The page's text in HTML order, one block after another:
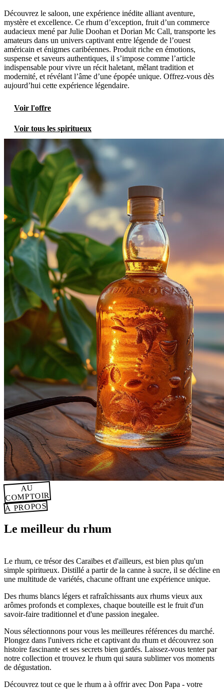
Découvrez le saloon, une expérience inédite alliant aventure,
mystère et excellence. Ce rhum d’exception, fruit d’un commerce
audacieux mené par Julie Doohan et Dorian Mc Call, transporte les
amateurs dans un univers captivant entre légende de l’ouest
américain et énigmes caribéennes. Produit riche en émotions,
suspense et saveurs authentiques, il s’impose comme l’article
indispensable pour vivre un récit haletant, mêlant tradition et
modernité, et révélant l’âme d’une épopée unique. Offrez-vous dès
aujourd’hui cette expérience légendaire.
Voir l'offre
Voir tous les spiritueux
AU
COMPTOIR
À PROPOS
Le meilleur du rhum
Le rhum, ce trésor des Caraïbes et d'ailleurs, est bien plus qu'un
simple spiritueux. Distillé a partir de la canne à sucre, il se décline en
une multitude de variétés, chacune offrant une expérience unique.
Des rhums blancs légers et rafraîchissants aux rhums vieux aux
arômes profonds et complexes, chaque bouteille est le fruit d'un
savoir-faire traditionnel et d'une passion inegalee.
Nous sélectionnons pour vous les meilleures références du marché.
Plongez dans l'univers riche et captivant du rhum et découvrez son
histoire fascinante et ses secrets bien gardés. Laissez-vous tenter par
notre collection et trouvez le rhum qui saura sublimer vos moments
de dégustation.
Découvrez tout ce que le rhum a à offrir avec Don Papa - votre